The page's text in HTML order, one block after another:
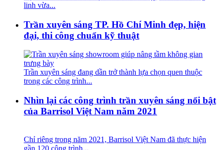
linh vừa...
Trần xuyên sáng TP. Hồ Chí Minh đẹp, hiện
đại, thi công chuẩn kỹ thuật
Trần xuyên sáng đang dần trở thành lựa chọn quen thuộc
trong các công trình...
Nhìn lại các công trình trần xuyên sáng nổi bật
của Barrisol Việt Nam năm 2021
Chỉ riêng trong năm 2021, Barrisol Việt Nam đã thực hiện
gần 120 công trình...